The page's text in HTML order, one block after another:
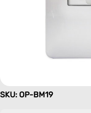
SKU: OP-BM19